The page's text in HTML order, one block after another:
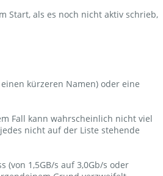
Start, als es noch nicht aktiv schrieb,
kürzeren Namen) oder eine
Fall kann wahrscheinlich nicht viel
nicht auf der Liste stehende
1,5GB/s auf 3,0Gb/s oder